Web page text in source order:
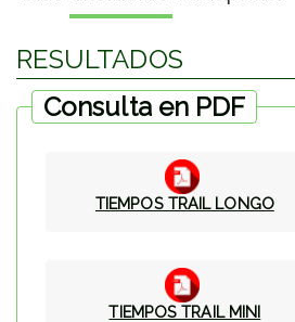
RESULTADOS
Consulta en PDF
TIEMPOS TRAIL LONGO
TIEMPOS TRAIL MINI